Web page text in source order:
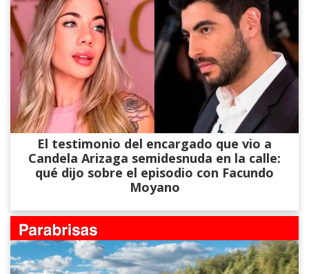
El testimonio del encargado que vio a
Candela Arizaga semidesnuda en la calle:
qué dijo sobre el episodio con Facundo
Moyano